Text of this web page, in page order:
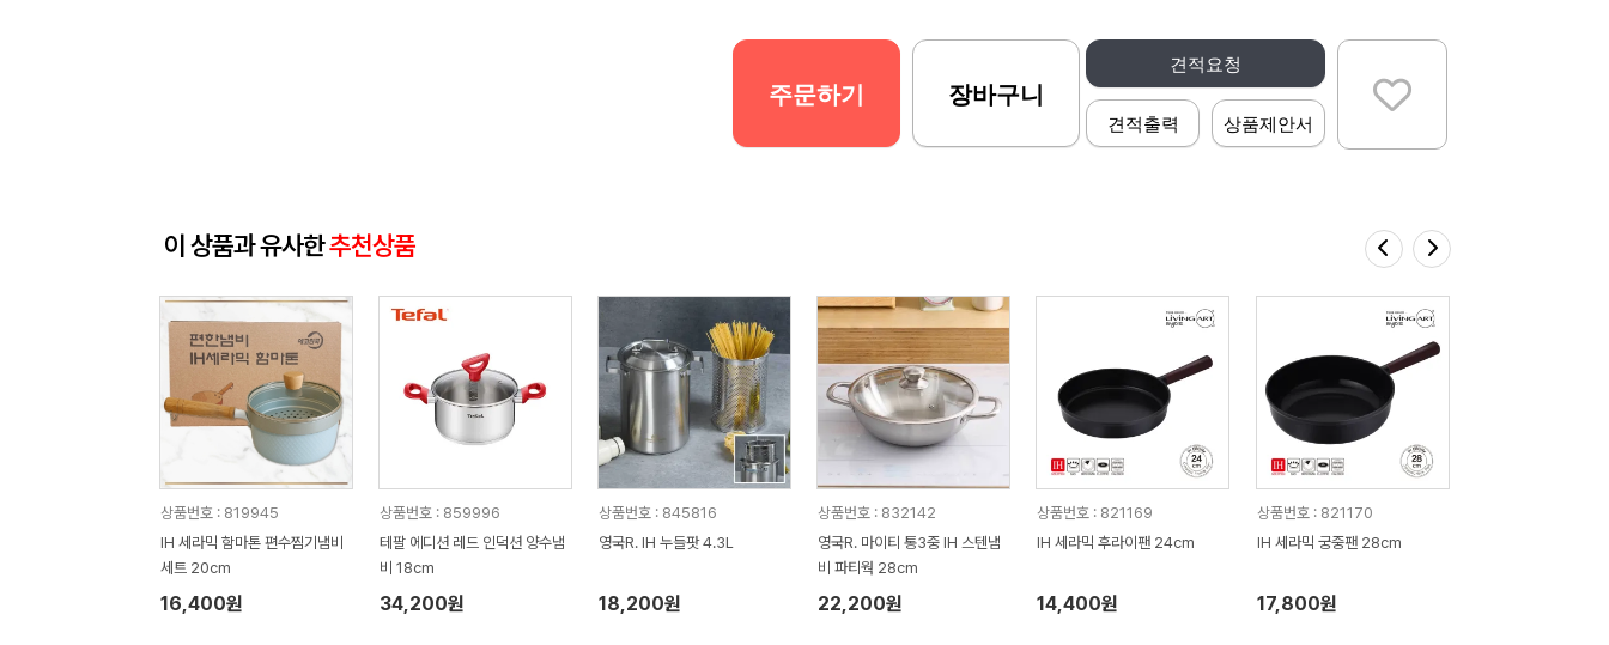
견적요청
견적출력 상품제안서
주문하기 장바구니
이 상품과 유사한추천상품
상품번호 : 819945
IH 세라믹 함마톤 편수찜기냄비
세트 20cm
16,400원
상품번호 : 859996
테팔 에디션 레드 인덕션 양수냄
비 18cm
34,200원
상품번호 : 845816
영국R. IH 누들팟 4.3L
18,200원
상품번호 : 832142
영국R. 마이티 통3중 IH 스텐냄
비 파티웍 28cm
22,200원
상품번호 : 821169
IH 세라믹 후라이팬 24cm
14,400원
상품번호 : 821170
IH 세라믹 궁중팬 28cm
17,800원